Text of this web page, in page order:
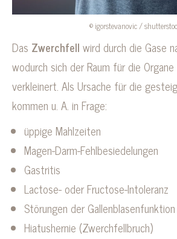
© igorstevanovic /
Das Zwerchfell wird durch die Gase
wodurch sich der Raum für die
verkleinert. Als Ursache für die
kommen u. A. in Frage:
üppige Mahlzeiten
Magen-Darm-Fehlbesiedelungen
Gastritis
Lactose- oder Fructose-Intoleranz
Störungen der Gallenblasenfunktion
Hiatushernie (Zwerchfellbruch)